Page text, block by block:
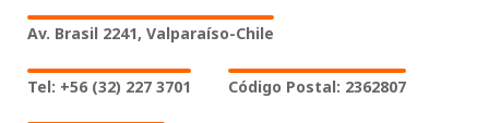
Av. Brasil 2241, Valparaíso-Chile
Tel: +56 (32) 227 3701 Código Postal: 2362807